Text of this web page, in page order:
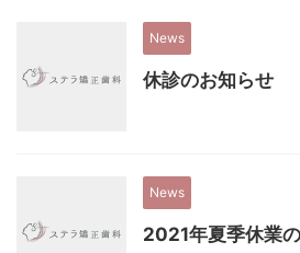
News
休診のお知らせ
News
2021年夏季休業